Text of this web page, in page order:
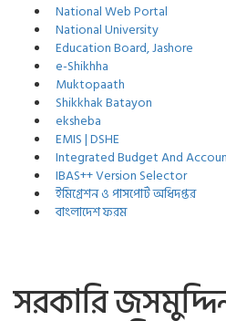
National Web Portal
National University
Education Board, Jashore
e-Shikhha
Muktopaath
Shikkhak Batayon
eksheba
EMIS | DSHE
Integrated Budget And
IBAS++ Version Selector
ইমিগ্রেশন ও পাসপোর্ট অধিদপ্তর
বাংলাদেশ ফরম
সরকারি